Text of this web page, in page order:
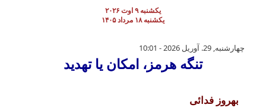
یکشنبه ۹ اوت ۲۰۲۶
یکشنبه ۱۸ مرداد ۱۴۰۵
تنگه هرمز، امکان یا تهدید
چهارشنبه, 29. آوریل 2026 - 10:01
تنگه هرمز، امکان یا تهدید
بهروز فدائی